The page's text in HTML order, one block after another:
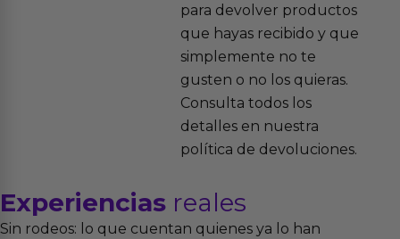
para devolver productos
que hayas recibido y que
simplemente no te
gusten o no los quieras.
Consulta todos los
detalles en nuestra
política de devoluciones.
Experiencias reales
Sin rodeos: lo que cuentan quienes ya lo han